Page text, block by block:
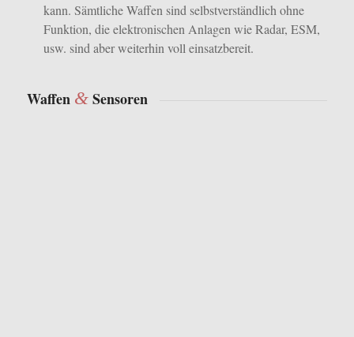
kann. Sämtliche Waffen sind selbstverständlich ohne
Funktion, die elektronischen Anlagen wie Radar, ESM,
usw. sind aber weiterhin voll einsatzbereit.
Waffen &Sensoren